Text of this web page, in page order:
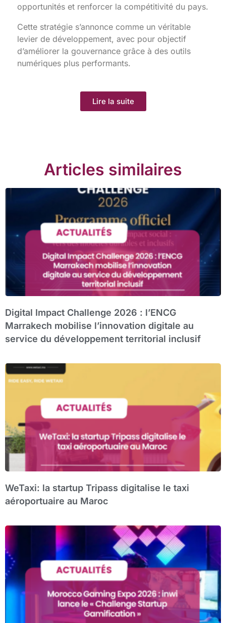
opportunités et renforcer la compétitivité du pays.
Cette stratégie s’annonce comme un véritable
levier de développement, avec pour objectif
d’améliorer la gouvernance grâce à des outils
numériques plus performants.
Lire la suite
Articles similaires
Digital Impact Challenge 2026 : l’ENCG
Marrakech mobilise l’innovation digitale au
service du développement territorial inclusif
WeTaxi: la startup Tripass digitalise le taxi
aéroportuaire au Maroc